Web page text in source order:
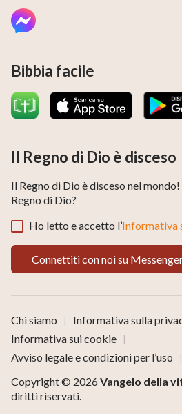
Bibbia facile
Il Regno di Dio è disceso
Il Regno di Dio è disceso nel
Regno di Dio?
Ho letto e accetto l’Informativa
Connettiti con noi su
Chi siamo | Informativa sulla
Informativa sui cookie |
Avviso legale e condizioni per l’uso |
Copyright © 2026Vangelo della
diritti riservati.